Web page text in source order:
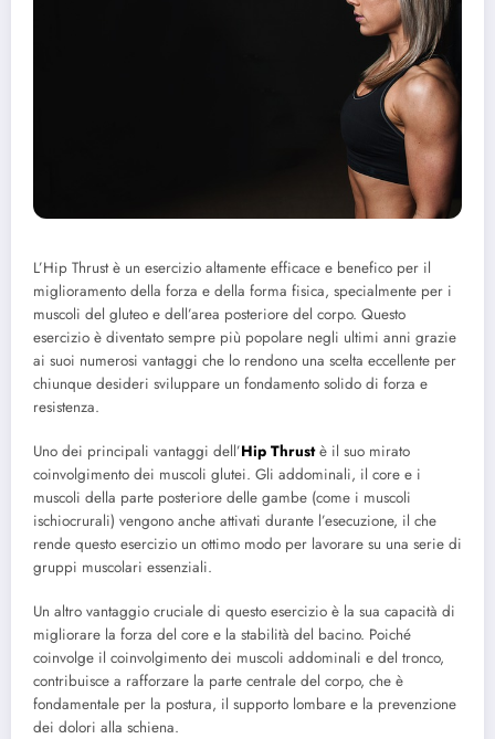
L’Hip Thrust è un esercizio altamente efficace e benefico per il
miglioramento della forza e della forma fisica, specialmente per i
muscoli del gluteo e dell’area posteriore del corpo. Questo
esercizio è diventato sempre più popolare negli ultimi anni grazie
ai suoi numerosi vantaggi che lo rendono una scelta eccellente per
chiunque desideri sviluppare un fondamento solido di forza e
resistenza.
Uno dei principali vantaggi dell’Hip Thrustè il suo mirato
coinvolgimento dei muscoli glutei. Gli addominali, il core e i
muscoli della parte posteriore delle gambe (come i muscoli
ischiocrurali) vengono anche attivati durante l’esecuzione, il che
rende questo esercizio un ottimo modo per lavorare su una serie di
gruppi muscolari essenziali.
Un altro vantaggio cruciale di questo esercizio è la sua capacità di
migliorare la forza del core e la stabilità del bacino. Poiché
coinvolge il coinvolgimento dei muscoli addominali e del tronco,
contribuisce a rafforzare la parte centrale del corpo, che è
fondamentale per la postura, il supporto lombare e la prevenzione
dei dolori alla schiena.